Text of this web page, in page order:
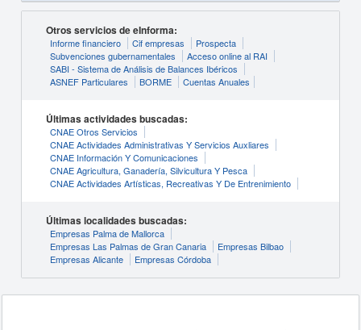
Otros servicios de eInforma:
Informe financiero Cif empresas
Prospecta
Subvenciones gubernamentales
Acceso online al RAI
SABI - Sistema de Análisis de Balances Ibéricos
ASNEF Particulares
BORME Cuentas Anuales
Últimas actividades buscadas:
CNAE Otros Servicios
CNAE Actividades Administrativas Y Servicios Auxliares
CNAE Información Y Comunicaciones
CNAE Agricultura, Ganadería, Silvicultura Y Pesca
CNAE Actividades Artísticas, Recreativas Y De Entrenimiento
Últimas localidades buscadas:
Empresas Palma de Mallorca
Empresas Las Palmas de Gran Canaria
Empresas Bilbao
Empresas Alicante
Empresas Córdoba